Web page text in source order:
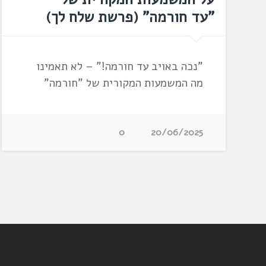
"עד חורמה" (פרשת שלח לך)
"נכה באויב עד חורמה!" – לא תאמינו
מה המשמעות המקורית של "חורמה"
20/06/2025
0